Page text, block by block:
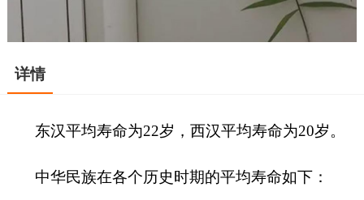
详情
东汉平均寿命为22岁，西汉平均寿命为20岁。
中华民族在各个历史时期的平均寿命如下：